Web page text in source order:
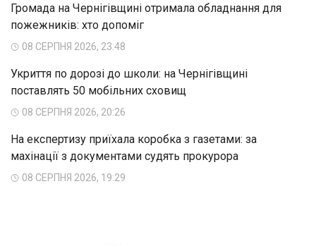
Громада на Чернігівщині отримала обладнання для
пожежників: хто допоміг
08 СЕРПНЯ 2026, 23:48
Укриття по дорозі до школи: на Чернігівщині
поставлять 50 мобільних сховищ
08 СЕРПНЯ 2026, 20:26
На експертизу приїхала коробка з газетами: за
махінації з документами судять прокурора
08 СЕРПНЯ 2026, 19:29